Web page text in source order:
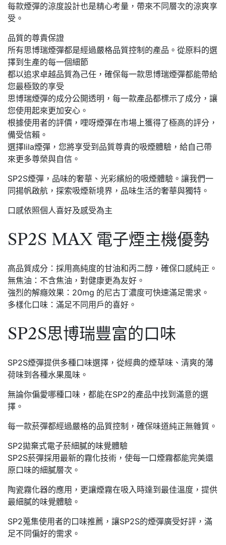
每款煙彈的涼度設計也是精心考量，帶來不同層次的涼爽享
受。
品質的尊貴保證
所有思博瑞煙彈都是經過嚴格品質控制的產品。從原料的選
擇到生產的每一個細節
都以追求卓越品質為己任，確保每一款思博瑞煙彈都能帶給
您最極致的享受
思博瑞煙彈的成分公開透明，每一款產品都標示了成分，讓
您使用起來更加安心。
根據使用者的評價，哩呀煙彈在市場上獲得了極高的評分，
備受信賴。
選擇lila煙彈，您將享受到品質尊貴的吸煙體驗，給自己帶
來更多尊榮與自信。
SP2S煙彈，品味的奢華、光彩繽紛的吸煙體驗。讓我們一
同揚帆啟航，探索吸煙新境界，品味生活的奢華與獨特。
口感依照個人喜好及感受為主
SP2S MAX 電子煙主機優勢
高品質成分：採用高純度的甘油和丙二醇，確保口感純正。
無焦油：不含焦油，對健康更為友好。
強烈的解癮效果：20mg 的尼古丁濃度可快速滿足需求。
多樣化口味：滿足不同用戶的喜好。
SP2S思博瑞豐富的口味
SP2S煙彈提供多種口味選擇，從經典的煙草味、清爽的薄
荷味到各種水果風味。
無論你偏愛哪種口味，都能在SP2的產品中找到滿意的選
擇。
每一款菸彈都經過嚴格的品質控制，確保味道純正無雜質。
SP2拋棄式電子菸細膩的味覺體驗
SP2S菸彈採用最新的霧化技術，使每一口煙霧都能完美還
原口味的細膩層次。
陶瓷霧化器的應用，更讓煙霧在吸入時達到最佳溫度，提供
最細膩的味覺體驗。
SP2蒐集使用者的口味推薦，讓SP2S的煙彈廣受好評，滿
足不同偏好的需求。